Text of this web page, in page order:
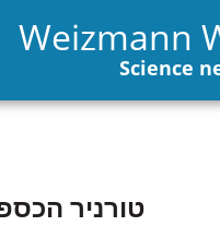
Weizmann
Science
טורניר